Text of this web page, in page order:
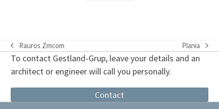
previous
post:
Rauros Zmcom
next
post:
Plania
To contact Gestland-Grup, leave your details and an
architect or engineer will call you personally.
Contact